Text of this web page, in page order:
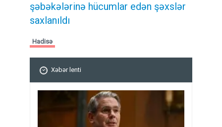
şəbəkələrinə hücumlar edən şəxslər
saxlanıldı
Hadisə
Xəbər lenti